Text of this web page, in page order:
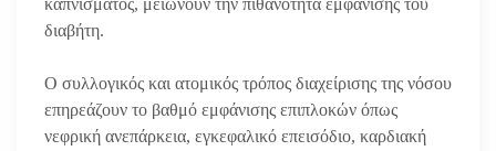
διαβήτη.
Ο συλλογικός και ατομικός τρόπος διαχείρισης της νόσου
επηρεάζουν το βαθμό εμφάνισης επιπλοκών όπως
νεφρική ανεπάρκεια, εγκεφαλικό επεισόδιο, καρδιακή